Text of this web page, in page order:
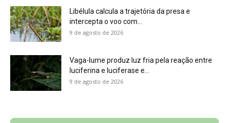
Libélula calcula a trajetória da presa e
intercepta o voo com...
9 de agosto de 2026
Vaga-lume produz luz fria pela reação entre
luciferina e luciferase e...
9 de agosto de 2026